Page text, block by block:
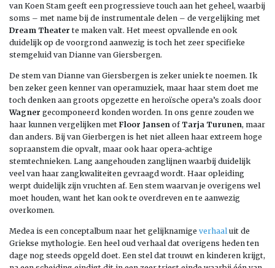
van Koen Stam geeft een progressieve touch aan het geheel, waarbij
soms – met name bij de instrumentale delen – de vergelijking met
Dream Theater te maken valt. Het meest opvallende en ook
duidelijk op de voorgrond aanwezig is toch het zeer specifieke
stemgeluid van Dianne van Giersbergen.
De stem van Dianne van Giersbergen is zeker uniek te noemen. Ik
ben zeker geen kenner van operamuziek, maar haar stem doet me
toch denken aan groots opgezette en heroïsche opera’s zoals door
Wagner gecomponeerd konden worden. In ons genre zouden we
haar kunnen vergelijken met Floor Jansen of Tarja Turunen, maar
dan anders. Bij van Gierbergen is het niet alleen haar extreem hoge
sopraanstem die opvalt, maar ook haar opera-achtige
stemtechnieken. Lang aangehouden zanglijnen waarbij duidelijk
veel van haar zangkwaliteiten gevraagd wordt. Haar opleiding
werpt duidelijk zijn vruchten af. Een stem waarvan je overigens wel
moet houden, want het kan ook te overdreven en te aanwezig
overkomen.
Medea is een conceptalbum naar het gelijknamige verhaal uit de
Griekse mythologie. Een heel oud verhaal dat overigens heden ten
dage nog steeds opgeld doet. Een stel dat trouwt en kinderen krijgt,